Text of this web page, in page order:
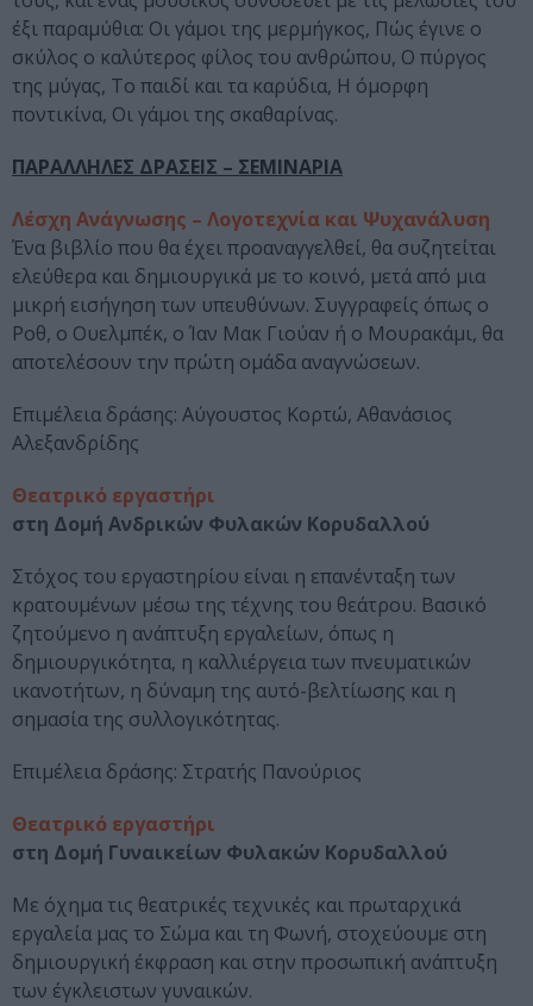
έξι παραμύθια: Οι γάμοι της μερμήγκος, Πώς έγινε ο
σκύλος ο καλύτερος φίλος του ανθρώπου, Ο πύργος
της μύγας, Το παιδί και τα καρύδια, Η όμορφη
ποντικίνα, Οι γάμοι της σκαθαρίνας.
ΠΑΡΑΛΛΗΛΕΣ ΔΡΑΣΕΙΣ – ΣΕΜΙΝΑΡΙΑ
Λέσχη Ανάγνωσης – Λογοτεχνία και Ψυχανάλυση
Ένα βιβλίο που θα έχει προαναγγελθεί, θα συζητείται
ελεύθερα και δημιουργικά με το κοινό, μετά από μια
μικρή εισήγηση των υπευθύνων. Συγγραφείς όπως ο
Ροθ, ο Ουελμπέκ, ο Ίαν Μακ Γιούαν ή ο Μουρακάμι, θα
αποτελέσουν την πρώτη ομάδα αναγνώσεων.
Επιμέλεια δράσης: Αύγουστος Κορτώ, Αθανάσιος
Αλεξανδρίδης
Θεατρικό εργαστήρι
στη Δομή Ανδρικών Φυλακών Κορυδαλλού
Στόχος του εργαστηρίου είναι η επανένταξη των
κρατουμένων μέσω της τέχνης του θεάτρου. Βασικό
ζητούμενο η ανάπτυξη εργαλείων, όπως η
δημιουργικότητα, η καλλιέργεια των πνευματικών
ικανοτήτων, η δύναμη της αυτό-βελτίωσης και η
σημασία της συλλογικότητας.
Επιμέλεια δράσης: Στρατής Πανούριος
Θεατρικό εργαστήρι
στη Δομή Γυναικείων Φυλακών Κορυδαλλού
Με όχημα τις θεατρικές τεχνικές και πρωταρχικά
εργαλεία μας το Σώμα και τη Φωνή, στοχεύουμε στη
δημιουργική έκφραση και στην προσωπική ανάπτυξη
των έγκλειστων γυναικών.